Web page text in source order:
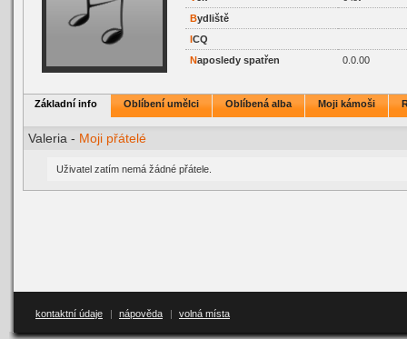
Bydliště
ICQ
Naposledy spatřen 0.0.00
Základní info Oblíbení umělci Oblíbená alba Moji kámoši
Valeria - Moji přátelé
Uživatel zatím nemá žádné přátele.
kontaktní údaje | nápověda | volná místa